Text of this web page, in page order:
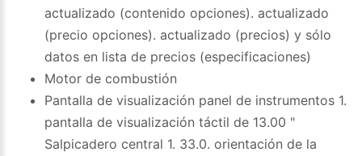
actualizado (contenido opciones). actualizado
(precio opciones). actualizado (precios) y sólo
datos en lista de precios (especificaciones)
Motor de combustión
Pantalla de visualización panel de instrumentos 1.
pantalla de visualización táctil de 13.00 "
Salpicadero central 1. 33.0. orientación de la